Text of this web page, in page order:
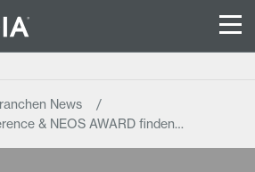
News
& NEOS AWARD finden…